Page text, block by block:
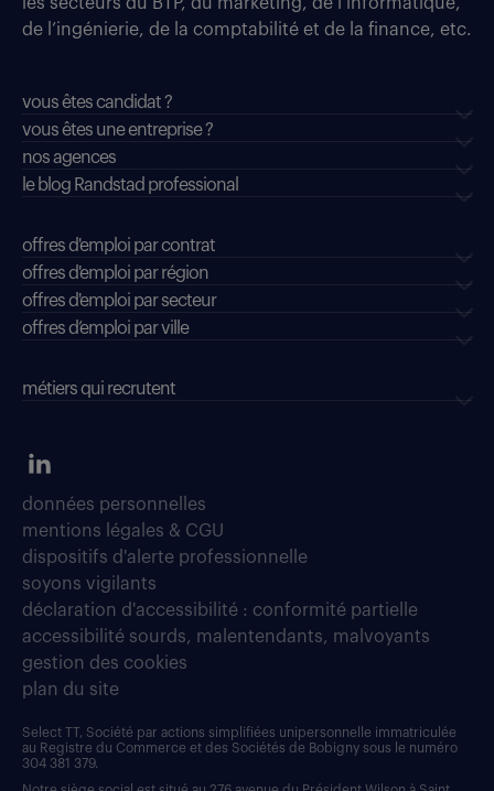
les secteurs du BTP, du marketing, de l’informatique,
de l’ingénierie, de la comptabilité et de la finance, etc.
vous êtes candidat ?
vous êtes une entreprise ?
nos agences
le blog Randstad professional
offres d'emploi par contrat
offres d'emploi par région
offres d'emploi par secteur
offres d’emploi par ville
métiers qui recrutent
données personnelles
mentions légales & CGU
dispositifs d'alerte professionnelle
soyons vigilants
déclaration d'accessibilité : conformité partielle
accessibilité sourds, malentendants, malvoyants
gestion des cookies
plan du site
Select TT, Société par actions simplifiées unipersonnelle immatriculée
au Registre du Commerce et des Sociétés de Bobigny sous le numéro
304 381 379.